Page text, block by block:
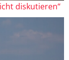
diskutieren“